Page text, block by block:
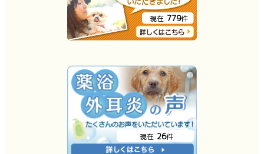
現在 779件
現在 26件